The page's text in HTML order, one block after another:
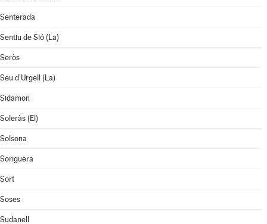
Senterada
Sentiu de Sió (La)
Seròs
Seu d'Urgell (La)
Sidamon
Soleràs (El)
Solsona
Soriguera
Sort
Soses
Sudanell